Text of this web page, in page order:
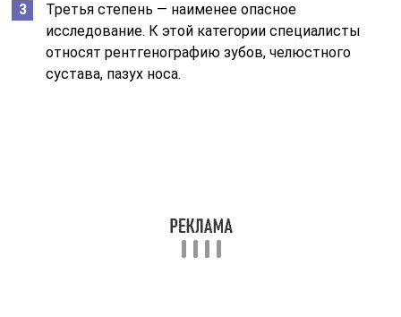
Третья степень — наименее опасное
исследование. К этой категории специалисты
относят рентгенографию зубов, челюстного
сустава, пазух носа.